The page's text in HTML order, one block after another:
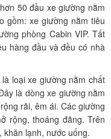
50 đầu xe giường nằm
gồm: xe giường nằm tiêu
phòng Cabin VIP. Tất
hàng đầu và đều có nhà
là loại xe giường nằm chất
là dòng xe giường nằm
rãi, êm ái. Các giường
rộng, thoáng đãng. Trên
khăn lạnh, nước uống.